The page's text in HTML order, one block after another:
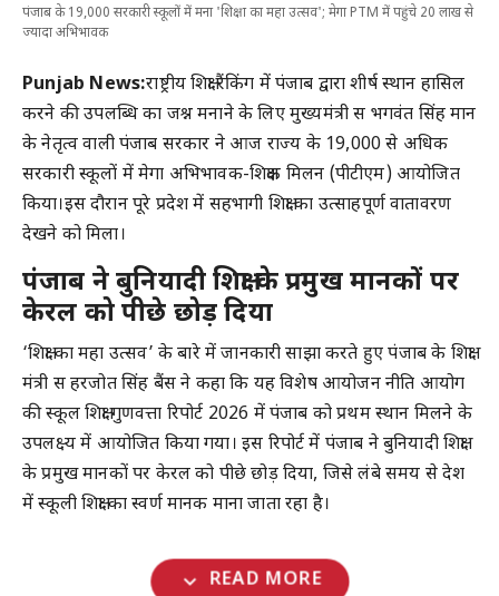
पंजाब के 19,000 सरकारी स्कूलों में मना 'शिक्षा का महा उत्सव'; मेगा PTM में पहुंचे 20 लाख से
ज्यादा अभिभावक
Punjab News:राष्ट्रीय शिक्षा रैंकिंग में पंजाब द्वारा शीर्ष स्थान हासिल
करने की उपलब्धि का जश्न मनाने के लिए मुख्यमंत्री स भगवंत सिंह मान
के नेतृत्व वाली पंजाब सरकार ने आज राज्य के 19,000 से अधिक
सरकारी स्कूलों में मेगा अभिभावक-शिक्षक मिलन (पीटीएम) आयोजित
किया।इस दौरान पूरे प्रदेश में सहभागी शिक्षा का उत्साहपूर्ण वातावरण
देखने को मिला।
पंजाब ने बुनियादी शिक्षा के प्रमुख मानकों पर
केरल को पीछे छोड़ दिया
‘शिक्षा का महा उत्सव’ के बारे में जानकारी साझा करते हुए पंजाब के शिक्षा
मंत्री स हरजोत सिंह बैंस ने कहा कि यह विशेष आयोजन नीति आयोग
की स्कूल शिक्षा गुणवत्ता रिपोर्ट 2026 में पंजाब को प्रथम स्थान मिलने के
उपलक्ष्य में आयोजित किया गया। इस रिपोर्ट में पंजाब ने बुनियादी शिक्षा
के प्रमुख मानकों पर केरल को पीछे छोड़ दिया, जिसे लंबे समय से देश
में स्कूली शिक्षा का स्वर्ण मानक माना जाता रहा है।
expand_more READ MORE